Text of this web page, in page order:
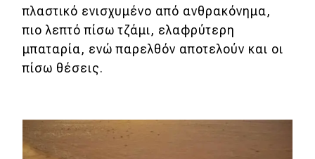
πλαστικό ενισχυμένο από ανθρακόνημα,
πιο λεπτό πίσω τζάμι, ελαφρύτερη
μπαταρία, ενώ παρελθόν αποτελούν και οι
πίσω θέσεις.